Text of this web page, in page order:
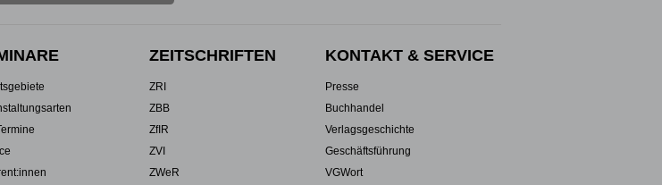
ZEITSCHRIFTEN
ZRI
ZBB
ZfIR
ZVI
ZWeR
KONTAKT & SERVICE
Presse
Buchhandel
Verlagsgeschichte
Geschäftsführung
VGWort